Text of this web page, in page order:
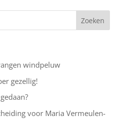
windpeluw
gezellig!
voor Maria Vermeulen-